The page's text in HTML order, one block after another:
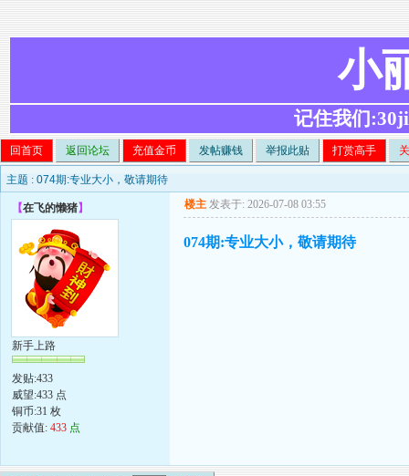
小
记住我们
回首页 返回论坛 充值金币 发帖赚钱 举报此贴 打赏高手
主题 : 074期:专业大小，敬请期待
【在飞的懒猪】
新手上路
发贴:433
威望:433 点
铜币:31 枚
贡献值: 433 点
楼主 发表于: 2026-07-08 03:55
074期:专业大小，敬请期待